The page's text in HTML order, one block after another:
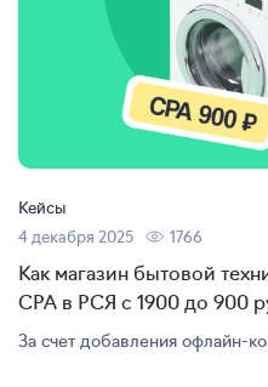
Кейсы
4 декабря 2025
1766
Как магазин бытовой
CPA в РСЯ с 1900 до 900
За счет добавления офлайн-